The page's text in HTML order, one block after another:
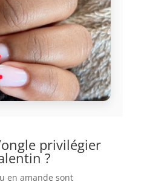
privilégier
?
en amande sont